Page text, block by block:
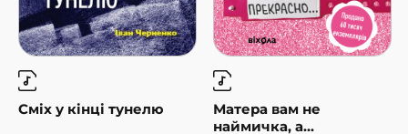
Сміх у кінці тунелю
Матера вам не
наймичка, а...